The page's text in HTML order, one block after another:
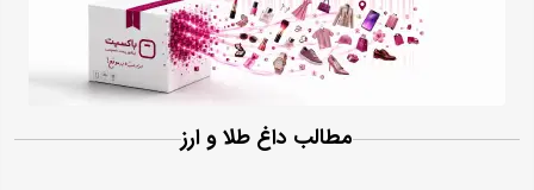
مطالب داغ طلا و ارز